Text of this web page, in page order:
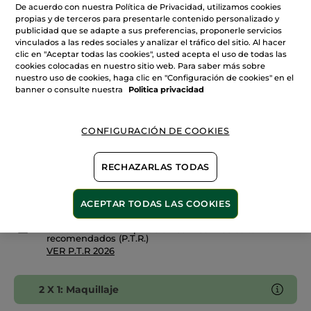
de
de
Ojos
Mate
polvo
06. Doré Solaire
Cantidad
AÑADIR A MI CESTA
Pago Seguro
Satisfecho o te devolvemos el dinero
Las promociones o ventajas Yves Rocher son
recomendados (P.T.R.)
VER P.T.R 2026
2 X 1: Maquillaje
De acuerdo con nuestra Política de Privacidad, utilizamos cookies
propias y de terceros para presentarle contenido personalizado y
publicidad que se adapte a sus preferencias, proponerle servicios
vinculados a las redes sociales y analizar el tráfico del sitio. Al hacer
clic en "Aceptar todas las cookies", usted acepta el uso de todas las
cookies colocadas en nuestro sitio web. Para saber más sobre
nuestro uso de cookies, haga clic en "Configuración de cookies" en el
banner o consulte nuestra
Politica privacidad
CONFIGURACIÓN DE COOKIES
RECHAZARLAS TODAS
ACEPTAR TODAS LAS COOKIES